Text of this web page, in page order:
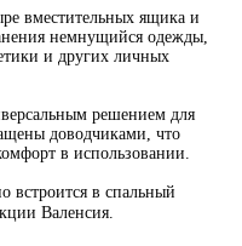
вместительных ящика и
немнущийся одежды,
и других личных
решением для
доводчиками, что
в использовании.
встроится в спальный
Валенсия.